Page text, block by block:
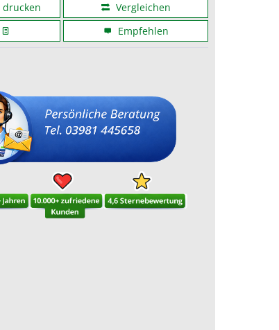
Vergleichen
Empfehlen